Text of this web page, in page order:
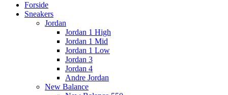
Forside
Sneakers
Jordan
Jordan 1 High
Jordan 1 Mid
Jordan 1 Low
Jordan 3
Jordan 4
Andre Jordan
New Balance